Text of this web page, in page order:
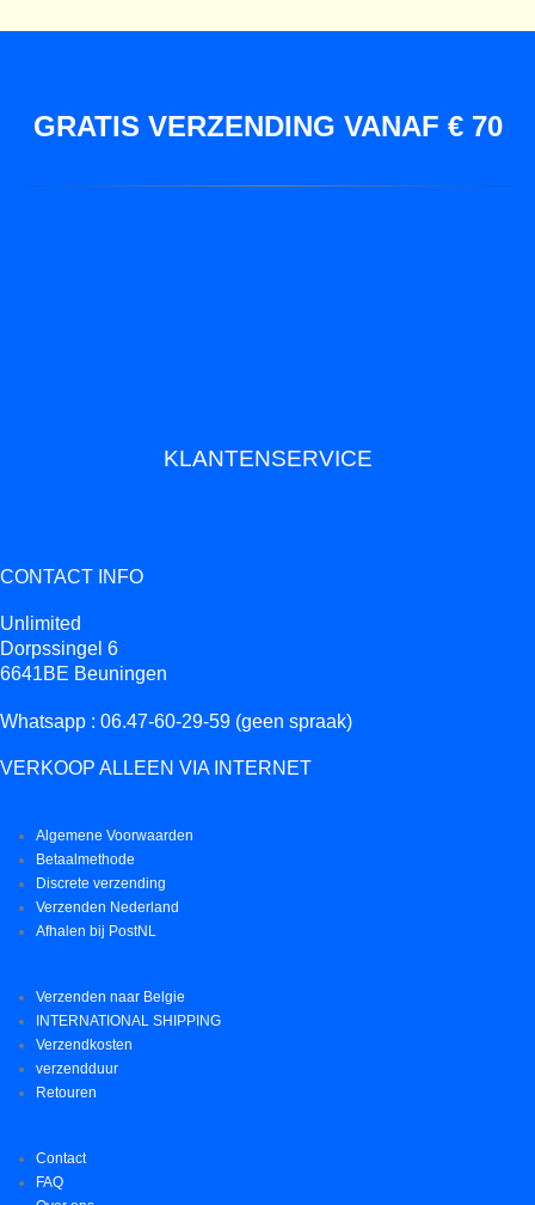
GRATIS VERZENDING VANAF € 70
KLANTENSERVICE
CONTACT INFO
Unlimited
Dorpssingel 6
6641BE Beuningen
Whatsapp : 06.47-60-29-59 (geen spraak)
VERKOOP ALLEEN VIA INTERNET
Algemene Voorwaarden
Betaalmethode
Discrete verzending
Verzenden Nederland
Afhalen bij PostNL
Verzenden naar Belgie
INTERNATIONAL SHIPPING
Verzendkosten
verzendduur
Retouren
Contact
FAQ